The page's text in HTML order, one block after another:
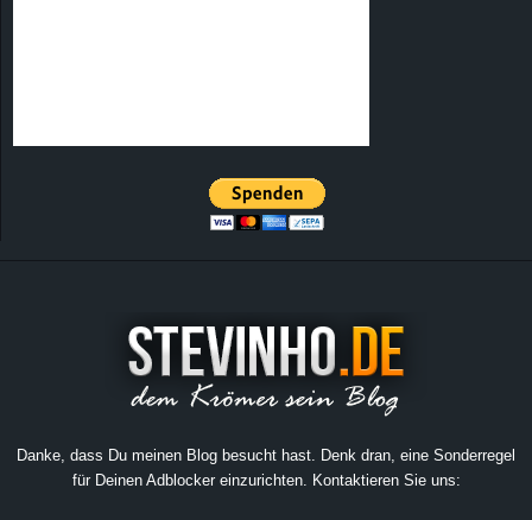
Danke, dass Du meinen Blog besucht hast. Denk dran, eine Sonderregel
für Deinen Adblocker einzurichten. Kontaktieren Sie uns: